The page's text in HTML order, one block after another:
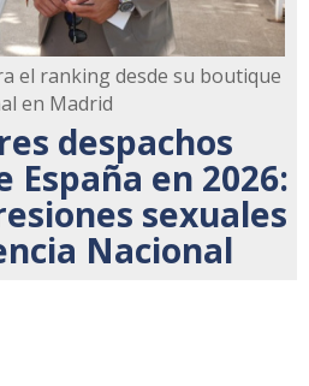
el ranking desde su boutique
en Madrid
despachos
España en 2026:
sexuales
Nacional